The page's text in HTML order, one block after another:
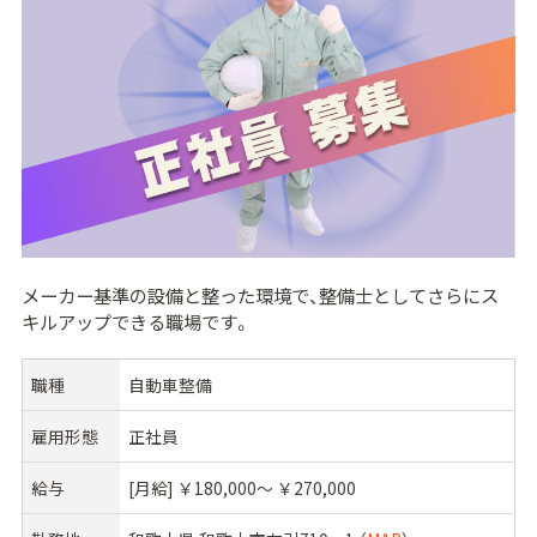
メーカー基準の設備と整った環境で、整備士としてさらにス
キルアップできる職場です。
職種 自動車整備
雇用形態 正社員
給与 [月給] ￥180,000〜 ￥270,000